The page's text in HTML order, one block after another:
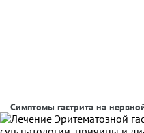
Симптомы гастрита на